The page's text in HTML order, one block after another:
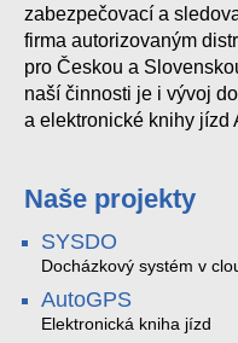
zabezpečovací a
firma autorizovaným
pro Českou a
naší činnosti je i vývoj
a elektronické knihy jízd
Naše projekty
SYSDO
Docházkový systém v
AutoGPS
Elektronická kniha jízd